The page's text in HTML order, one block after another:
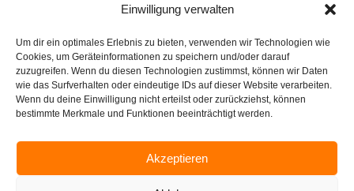
Einwilligung verwalten
Um dir ein optimales Erlebnis zu bieten, verwenden wir Technologien wie
Cookies, um Geräteinformationen zu speichern und/oder darauf
zuzugreifen. Wenn du diesen Technologien zustimmst, können wir Daten
wie das Surfverhalten oder eindeutige IDs auf dieser Website verarbeiten.
Wenn du deine Einwilligung nicht erteilst oder zurückziehst, können
bestimmte Merkmale und Funktionen beeinträchtigt werden.
Akzeptieren
erstellt wurden, werden die Urheberrechte Dritter beachtet.
gekennzeichnet. Sollten Sie trotzdem auf eine
Urheberrechtsverletzung aufmerksam werden, bitten wir
um einen entsprechenden Hinweis. Bei Bekanntwerden
von Rechtsverletzungen werden wir derartige Inhalte
umgehend entfernen.